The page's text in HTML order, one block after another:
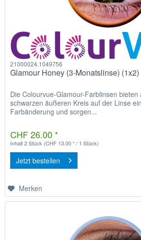
21000024.1049756
Glamour Honey (3-Monatslinse) (1x2)
Die Colourvue-Glamour-Farblinsen
schwarzen äußeren Kreis auf der Linse
Farbänderung und sorgen...
CHF 26.00 *
Inhalt2 Stück (CHF 13.00 * / 1 Stück)
Jetzt bestellen
Merken